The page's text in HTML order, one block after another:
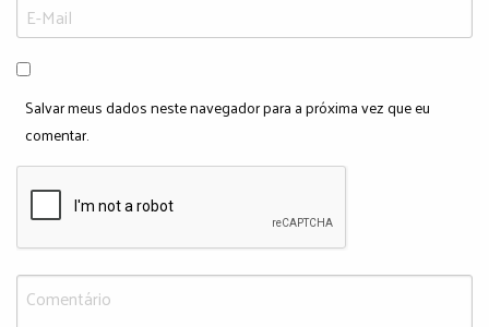
Salvar meus dados neste navegador para a próxima vez que eu
comentar.